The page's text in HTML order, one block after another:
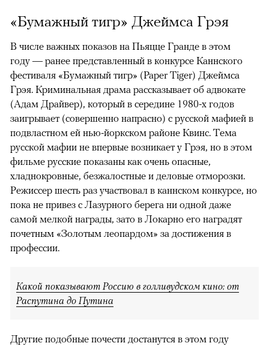
«Бумажный тигр» Джеймса Грэя
В числе важных показов на Пьяцце Гранде в этом
году — ранее представленный в конкурсе Каннского
фестиваля «Бумажный тигр» (Paper Tiger) Джеймса
Грэя. Криминальная драма рассказывает об адвокате
(Адам Драйвер), который в середине 1980-х годов
заигрывает (совершенно напрасно) с русской мафией в
подвластном ей нью-йоркском районе Квинс. Тема
русской мафии не впервые возникает у Грэя, но в этом
фильме русские показаны как очень опасные,
хладнокровные, безжалостные и деловые отморозки.
Режиссер шесть раз участвовал в каннском конкурсе, но
пока не привез с Лазурного берега ни одной даже
самой мелкой награды, зато в Локарно его наградят
почетным «Золотым леопардом» за достижения в
профессии.
Какой показывают Россию в голливудском кино: от
Распутина до Путина
Другие подобные почести достанутся в этом году